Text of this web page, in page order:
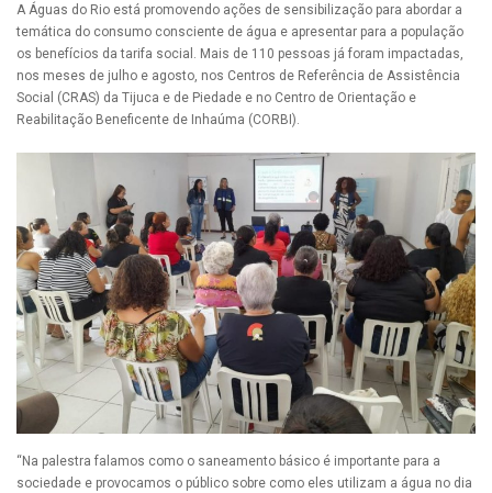
A Águas do Rio está promovendo ações de sensibilização para abordar a
temática do consumo consciente de água e apresentar para a população
os benefícios da tarifa social. Mais de 110 pessoas já foram impactadas,
nos meses de julho e agosto, nos Centros de Referência de Assistência
Social (CRAS) da Tijuca e de Piedade e no Centro de Orientação e
Reabilitação Beneficente de Inhaúma (CORBI).
“Na palestra falamos como o saneamento básico é importante para a
sociedade e provocamos o público sobre como eles utilizam a água no dia